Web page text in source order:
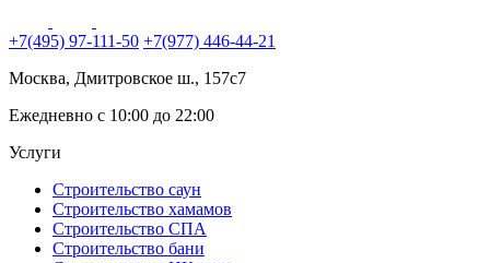
+7(495) 97-111-50 +7(977) 446-44-21
Москва, Дмитровское ш., 157с7
Ежедневно с 10:00 до 22:00
Услуги
Строительство саун
Строительство хамамов
Строительство СПА
Строительство бани